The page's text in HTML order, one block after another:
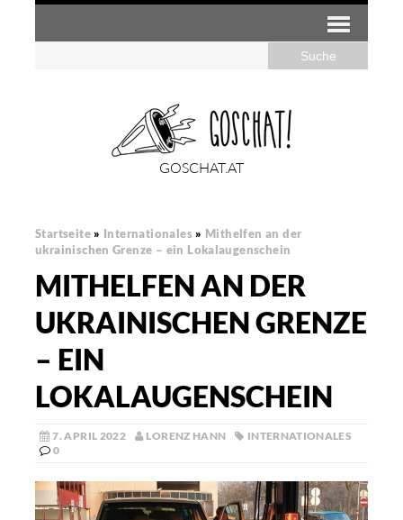
GOSCHAT.AT
Startseite » Internationales » Mithelfen an der
ukrainischen Grenze – ein Lokalaugenschein
MITHELFEN AN DER
UKRAINISCHEN GRENZE
– EIN
LOKALAUGENSCHEIN
7. APRIL 2022 LORENZ HANN
INTERNATIONALES
0